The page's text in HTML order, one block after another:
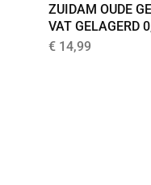
ZUIDAM OUDE
VAT GELAGERD
€ 14,99